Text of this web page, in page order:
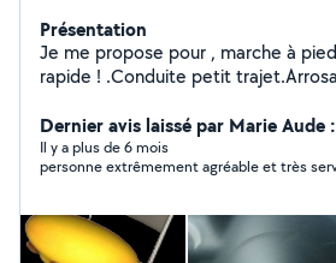
Présentation
Je me propose pour , marche à
rapide ! .Conduite petit
Dernier avis laissé par Marie Aude
Il y a plus de 6 mois
personne extrêmement agréable et très